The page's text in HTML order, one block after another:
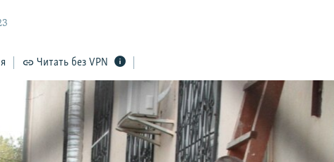
Читать без VPN